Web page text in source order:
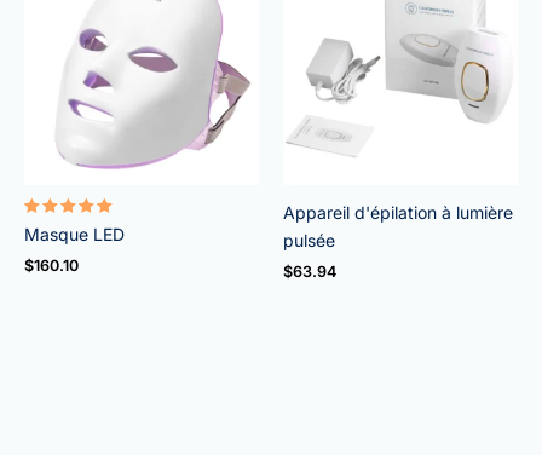
Note
5.00
sur 5
Masque LED
$160.10
Appareil d'épilation à lumière
pulsée
$63.94